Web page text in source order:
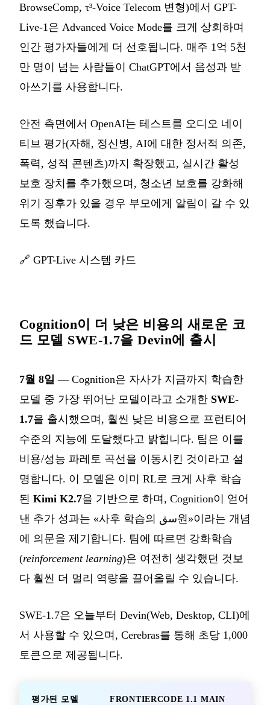
BrowseComp, τ³-Voice Telecom 변형)에서 GPT-
Live-1은 Advanced Voice Mode를 크게 상회하며
인간 평가자들에게 더 선호됩니다. 매주 1억 5천
만 명이 넘는 사람들이 ChatGPT에서 음성과 받
아쓰기를 사용합니다.
안전 측면에서 OpenAI는 테스트를 오디오 네이
티브 평가(자해, 정신병, AI에 대한 정서적 의존,
폭력, 성적 콘텐츠)까지 확장했고, 실시간 활성
보호 장치를 추가했으며, 청소년 보호를 강화해
위기 징후가 있을 경우 부모에게 알림이 갈 수 있
도록 했습니다.
🔗 GPT-Live 시스템 카드
Cognition이 더 낮은 비용의 새로운 코
드 모델 SWE-1.7을 Devin에 출시
7월 8일 — Cognition은 자사가 지금까지 학습한
모델 중 가장 뛰어난 모델이라고 소개한 SWE-
1.7을 출시했으며, 훨씬 낮은 비용으로 프런티어
수준의 지능에 도달했다고 밝힙니다. 팀은 이를
비용/성능 파레토 곡선을 이동시킨 것이라고 설
명합니다. 이 모델은 이미 RL로 크게 사후 학습
된 Kimi K2.7을 기반으로 하며, Cognition이 얻어
낸 추가 성과는 «사후 학습의 سق원»이라는 개념
에 의문을 제기합니다. 팀에 따르면 강화학습
(reinforcement learning)은 여전히 생각했던 것보
다 훨씬 더 멀리 역량을 끌어올릴 수 있습니다.
SWE-1.7은 오늘부터 Devin(Web, Desktop, CLI)에
서 사용할 수 있으며, Cerebras를 통해 초당 1,000
토큰으로 제공됩니다.
평가된 모델 FRONTIERCODE 1.1 MAIN